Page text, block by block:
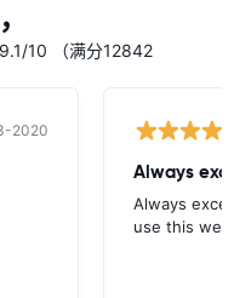
10 （满分12842
2020
Always
Always
use this